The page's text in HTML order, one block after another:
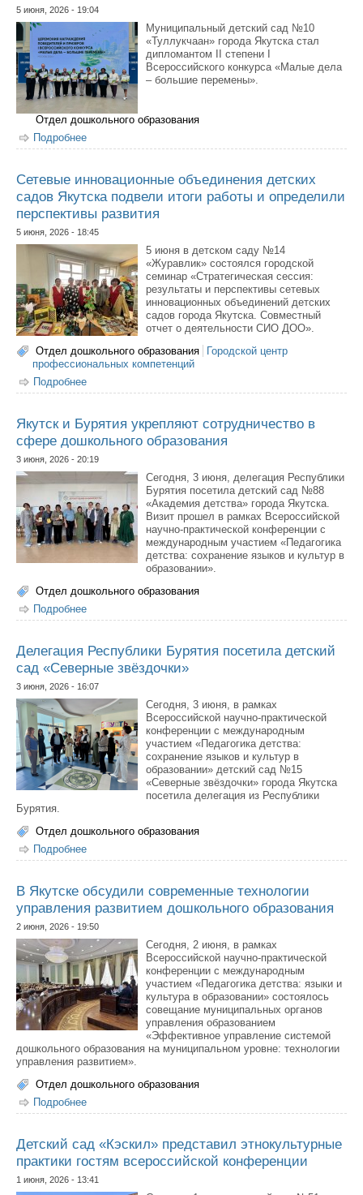
5 июня, 2026 - 19:04
Муниципальный детский сад №10
«Туллукчаан» города Якутска стал
дипломантом II степени I
Всероссийского конкурса «Малые дела
– большие перемены».
Отдел дошкольного образования
Подробнее
всероссийского конкурса благоустройства
Сетевые инновационные объединения детских
садов Якутска подвели итоги работы и определили
перспективы развития
5 июня, 2026 - 18:45
5 июня в детском саду №14
«Журавлик» состоялся городской
семинар «Стратегическая сессия:
результаты и перспективы сетевых
инновационных объединений детских
садов города Якутска. Совместный
отчет о деятельности СИО ДОО».
Отдел дошкольного образования
Городской центр
профессиональных компетенций
Подробнее
Якутска подвели итоги работы и определили
Якутск и Бурятия укрепляют сотрудничество в
сфере дошкольного образования
3 июня, 2026 - 20:19
Сегодня, 3 июня, делегация Республики
Бурятия посетила детский сад №88
«Академия детства» города Якутска.
Визит прошел в рамках Всероссийской
научно-практической конференции с
международным участием «Педагогика
детства: сохранение языков и культур в
образовании».
Отдел дошкольного образования
Подробнее
дошкольного образования
Делегация Республики Бурятия посетила детский
сад «Северные звёздочки»
3 июня, 2026 - 16:07
Сегодня, 3 июня, в рамках
Всероссийской научно-практической
конференции с международным
участием «Педагогика детства:
сохранение языков и культур в
образовании» детский сад №15
«Северные звёздочки» города Якутска
посетила делегация из Республики
Бурятия.
Отдел дошкольного образования
Подробнее
«Северные звёздочки»
В Якутске обсудили современные технологии
управления развитием дошкольного образования
2 июня, 2026 - 19:50
Сегодня, 2 июня, в рамках
Всероссийской научно-практической
конференции с международным
участием «Педагогика детства: языки и
культура в образовании» состоялось
совещание муниципальных органов
управления образованием
«Эффективное управление системой
дошкольного образования на муниципальном уровне: технологии
управления развитием».
Отдел дошкольного образования
Подробнее
управления развитием дошкольного образования
Детский сад «Кэскил» представил этнокультурные
практики гостям всероссийской конференции
1 июня, 2026 - 13:41